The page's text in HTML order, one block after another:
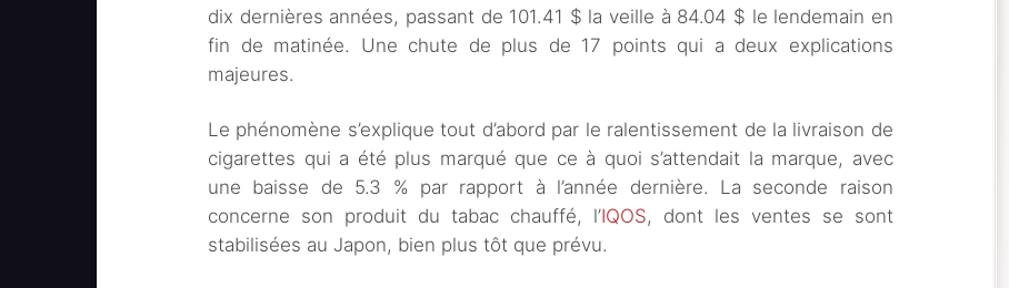
dix dernières années, passant de 101.41 $ la veille à 84.04 $ le lendemain en
fin de matinée. Une chute de plus de 17 points qui a deux explications
majeures.
Le phénomène s’explique tout d’abord par le ralentissement de la livraison de
cigarettes qui a été plus marqué que ce à quoi s’attendait la marque, avec
une baisse de 5.3 % par rapport à l’année dernière. La seconde raison
concerne son produit du tabac chauffé, l’IQOS, dont les ventes se sont
stabilisées au Japon, bien plus tôt que prévu.